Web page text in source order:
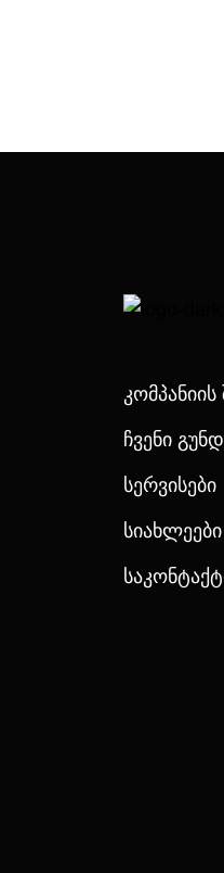
Კომპანიის
Ჩვენი
Სერვისები
Სიახლეები